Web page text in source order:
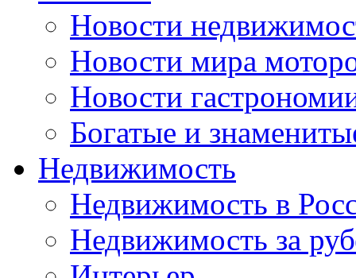
Новости
Новости мира
Новости
Богатые и
Недвижимость
Недвижимость в
Недвижимость за